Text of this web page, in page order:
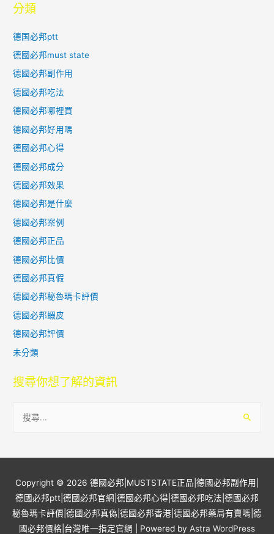
分類
德国必邦ptt
德國必邦must state
德國必邦副作用
德國必邦吃法
德國必邦哪裡買
德國必邦好用嗎
德國必邦心得
德國必邦成分
德國必邦效果
德國必邦是什麼
德國必邦案例
德國必邦正品
德國必邦比價
德國必邦真假
德國必邦秘魯瑪卡評價
德國必邦蝦皮
德國必邦評價
未分類
搜尋你想了解的資訊
鍵
Copyright © 2026 德國必邦|MUSTSTATE正品|德國必邦副作用|
德國必邦ptt|德國必邦官網|德國必邦心得|德國必邦吃法|德國必邦
秘魯瑪卡評價|德國必邦真偽|德國必邦香港|德國必邦藥局有賣嗎|德
國必邦價格|台灣唯一指定官網
| Powered by Astra WordPress